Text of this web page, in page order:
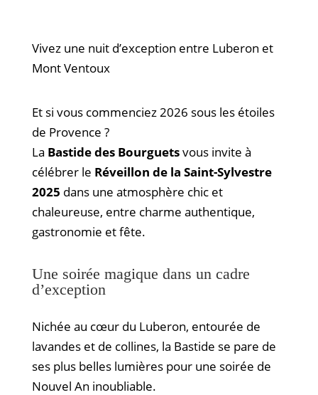
Vivez une nuit d’exception entre Luberon et
Mont Ventoux
Et si vous commenciez 2026 sous les étoiles
de Provence ?
La Bastide des Bourguetsvous invite à
célébrer le Réveillon de la Saint-Sylvestre
2025 dans une atmosphère chic et
chaleureuse, entre charme authentique,
gastronomie et fête.
Une soirée magique dans un cadre
d’exception
Nichée au cœur du Luberon, entourée de
lavandes et de collines, la Bastide se pare de
ses plus belles lumières pour une soirée de
Nouvel An inoubliable.